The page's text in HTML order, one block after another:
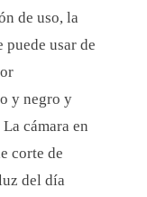
de uso, la
usar de
y negro y
cámara en
corte de
del día